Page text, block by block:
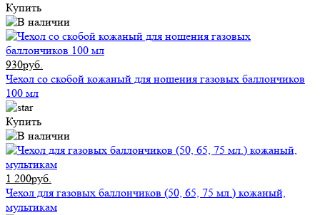
Купить
930руб.
Чехол со скобой кожаный для ношения газовых баллончиков
100 мл
Купить
1 200руб.
Чехол для газовых баллончиков (50, 65, 75 мл.) кожаный,
мультикам